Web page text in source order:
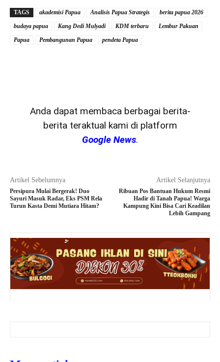
TAGS akademisi Papua Analisis Papua Strategis
berita papua 2026
budaya papua
Kang Dedi Mulyadi KDM terbaru
Lembur Pakuan
Papua
Pembangunan Papua pendeta Papua
Anda dapat membaca berbagai berita-
berita teraktual kami di platform
Google News.
Artikel Sebelumnya
Persipura Mulai Bergerak! Duo
Sayuri Masuk Radar, Eks PSM Rela
Turun Kasta Demi Mutiara Hitam?
Artikel Selanjutnya
Ribuan Pos Bantuan Hukum Resmi
Hadir di Tanah Papua! Warga
Kampung Kini Bisa Cari Keadilan
Lebih Gampang